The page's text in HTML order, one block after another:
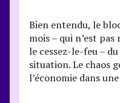
Bien entendu, le
mois – qui n’est
le cessez-le-feu –
situation. Le chaos
l’économie dans